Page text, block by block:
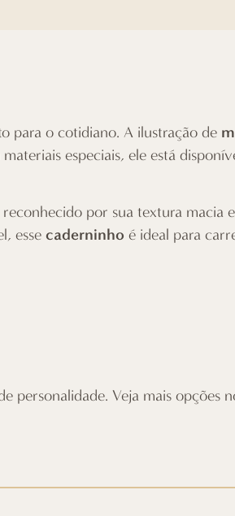
para o cotidiano. A ilustração de
especiais, ele está
reconhecido por sua textura macia
esse caderninho é ideal para
personalidade. Veja mais opções